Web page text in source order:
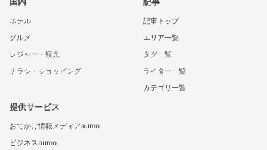
ホテル
グルメ
レジャー・観光
チラシ・ショッピング
記事トップ
エリア一覧
タグ一覧
ライター一覧
カテゴリ一覧
提供サービス
おでかけ情報メディアaumo
ビジネスaumo